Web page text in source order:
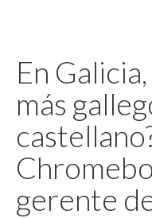
Donaciones
Publicidad
Advertising
En
más
gerente